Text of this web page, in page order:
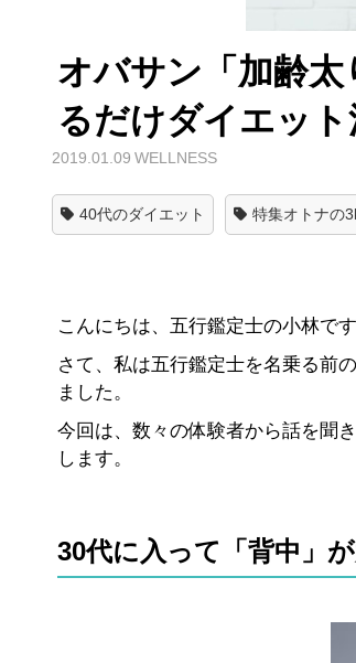
オバサン「加齢
るだけダイエット
2019.01.09 WELLNESS
40代のダイエット 特集オトナの
こんにちは、五行鑑定士の小林で
さて、私は五行鑑定士を名乗る前
ました。
今回は、数々の体験者から話を聞
します。
30代に入って「背中」